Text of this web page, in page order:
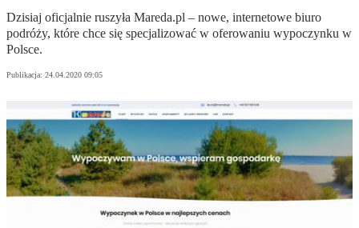
Dzisiaj oficjalnie ruszyła Mareda.pl – nowe, internetowe biuro
podróży, które chce się specjalizować w oferowaniu wypoczynku w
Polsce.
Publikacja: 24.04.2020 09:05